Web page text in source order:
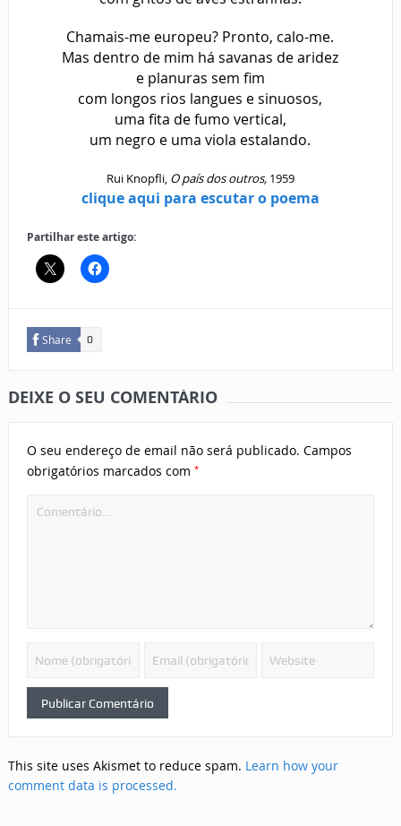
Chamais-me europeu? Pronto, calo-me.
Mas dentro de mim há savanas de aridez
e planuras sem fim
com longos rios langues e sinuosos,
uma fita de fumo vertical,
um negro e uma viola estalando.
Rui Knopfli, O país dos outros, 1959
clique aqui para escutar o poema
Partilhar este artigo:
Share 0
DEIXE O SEU COMENTÁRIO
O seu endereço de email não será publicado. Campos
obrigatórios marcados com *
This site uses Akismet to reduce spam. Learn how your
comment data is processed.